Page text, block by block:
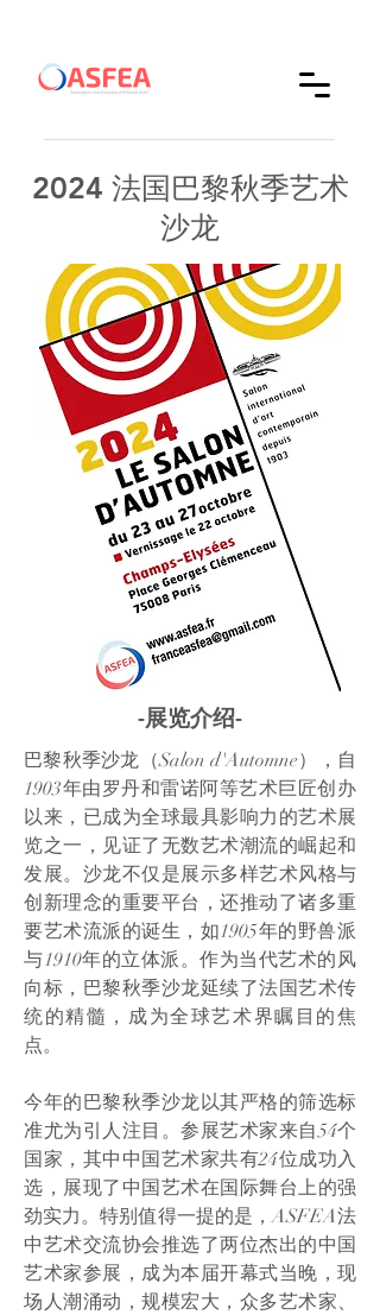
2024 法国巴黎秋季艺术
沙龙
-展览介绍-
巴黎秋季沙龙（Salon d'Automne），自
1903年由罗丹和雷诺阿等艺术巨匠创办
以来，已成为全球最具影响力的艺术展
览之一，见证了无数艺术潮流的崛起和
发展。沙龙不仅是展示多样艺术风格与
创新理念的重要平台，还推动了诸多重
要艺术流派的诞生，如1905年的野兽派
与1910年的立体派。作为当代艺术的风
向标，巴黎秋季沙龙延续了法国艺术传
统的精髓，成为全球艺术界瞩目的焦
点。​
今年的巴黎秋季沙龙以其严格的筛选标
准尤为引人注目。参展艺术家来自54个
国家，其中中国艺术家共有24位成功入
选，展现了中国艺术在国际舞台上的强
劲实力。特别值得一提的是，ASFEA法
中艺术交流协会推选了两位杰出的中国
艺术家参展，成为本届开幕式当晚，现
场人潮涌动，规模宏大，众多艺术家、